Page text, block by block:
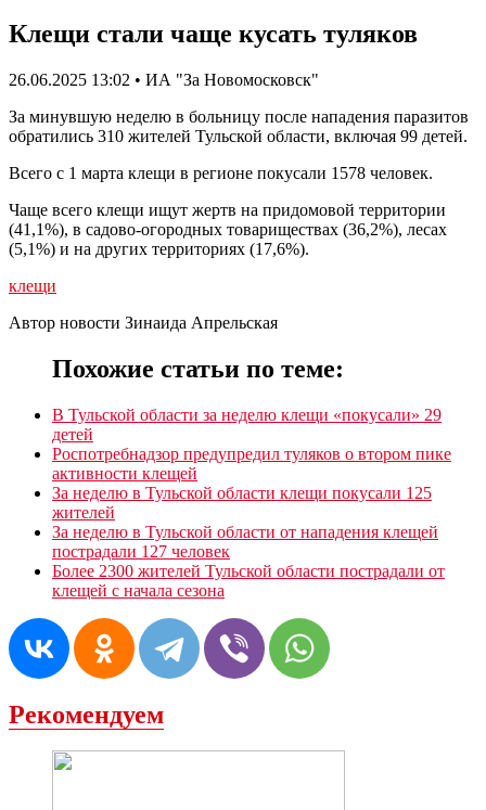
Клещи стали чаще кусать туляков
26.06.2025 13:02 • ИА "За Новомосковск"
За минувшую неделю в больницу после нападения паразитов
обратились 310 жителей Тульской области, включая 99 детей.
Всего с 1 марта клещи в регионе покусали 1578 человек.
Чаще всего клещи ищут жертв на придомовой территории
(41,1%), в садово-огородных товариществах (36,2%), лесах
(5,1%) и на других территориях (17,6%).
клещи
Автор новости Зинаида Апрельская
Похожие статьи по теме:
В Тульской области за неделю клещи «покусали» 29
детей
Роспотребнадзор предупредил туляков о втором пике
активности клещей
За неделю в Тульской области клещи покусали 125
жителей
За неделю в Тульской области от нападения клещей
пострадали 127 человек
Более 2300 жителей Тульской области пострадали от
клещей с начала сезона
Рекомендуем